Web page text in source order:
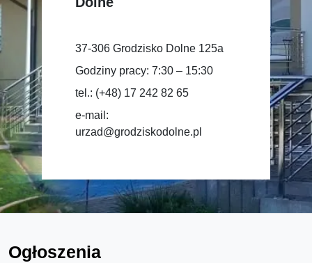
37-306 Grodzisko Dolne 125a
Godziny pracy: 7:30 – 15:30
tel.: (+48) 17 242 82 65
e-mail:
urzad@grodziskodolne.pl
Ogłoszenia